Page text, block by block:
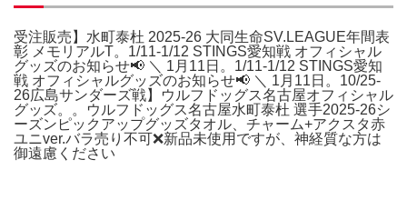
受注販売】水町泰杜 2025-26 大同生命SV.LEAGUE年間表
彰 メモリアルT。1/11-1/12 STINGS愛知戦 オフィシャル
グッズのお知らせ📢 ＼ 1月11日。1/11-1/12 STINGS愛知
戦 オフィシャルグッズのお知らせ📢 ＼ 1月11日。10/25-
26広島サンダーズ戦】ウルフドッグス名古屋オフィシャル
グッズ。。ウルフドッグス名古屋水町泰杜 選手2025-26シ
ーズンピックアップグッズタオル、チャーム+アクスタ赤
ユニver.バラ売り不可❌新品未使用ですが、神経質な方は
御遠慮ください